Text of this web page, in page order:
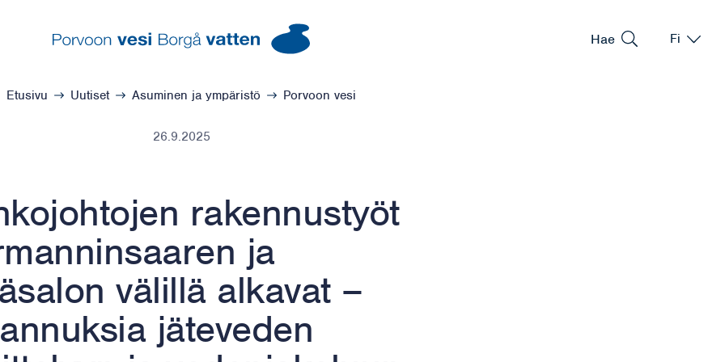
Hae Vaihda
Fi
Etusivu Uutiset Asuminen ja ympäristö Porvoon vesi
26.9.2025
rakennustyöt
ja
välillä alkavat –
jäteveden